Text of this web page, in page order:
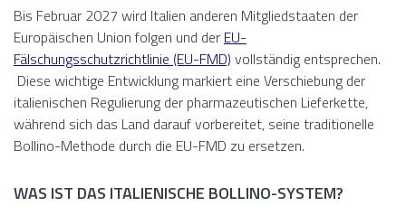
Bis Februar 2027 wird Italien anderen Mitgliedstaaten der
Europäischen Union folgen und der EU-
Fälschungsschutzrichtlinie (EU-FMD) vollständig entsprechen.
Diese wichtige Entwicklung markiert eine Verschiebung der
italienischen Regulierung der pharmazeutischen Lieferkette,
während sich das Land darauf vorbereitet, seine traditionelle
Bollino-Methode durch die EU-FMD zu ersetzen.
WAS IST DAS ITALIENISCHE BOLLINO-SYSTEM?